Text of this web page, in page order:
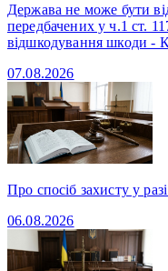
Держава не може бути
передбачених у ч.1 ст.
відшкодування шкоди -
07.08.2026
Про спосіб захисту у
06.08.2026